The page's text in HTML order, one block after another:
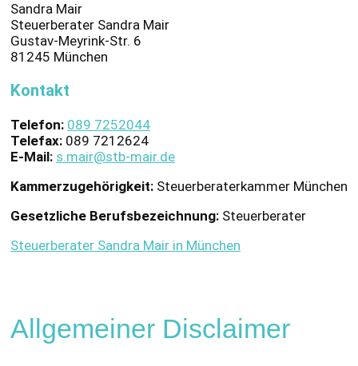
Sandra Mair
Steuerberater Sandra Mair
Gustav-Meyrink-Str. 6
81245 München
Kontakt
Telefon: 089 7252044
Telefax: 089 7212624
E-Mail: s.mair@stb-mair.de
Kammerzugehörigkeit: Steuerberaterkammer München
Gesetzliche Berufsbezeichnung: Steuerberater
Steuerberater Sandra Mair in München
Allgemeiner Disclaimer